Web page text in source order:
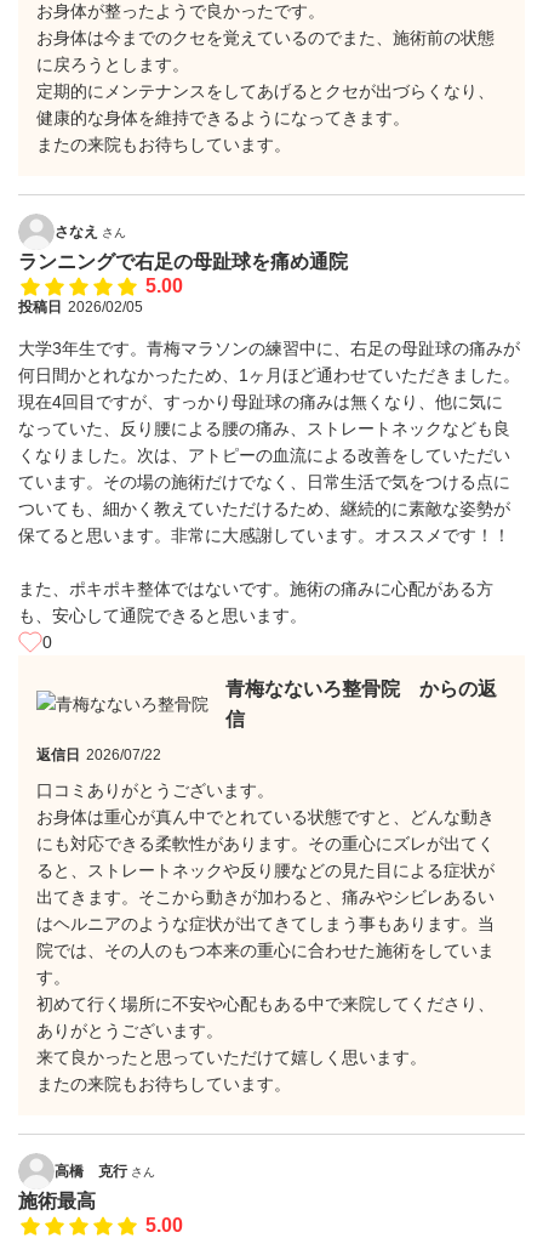
お身体が整ったようで良かったです。
お身体は今までのクセを覚えているのでまた、施術前の状態
に戻ろうとします。
定期的にメンテナンスをしてあげるとクセが出づらくなり、
健康的な身体を維持できるようになってきます。
またの来院もお待ちしています。
さなえ さん
ランニングで右足の母趾球を痛め通院
5.00
投稿日 2026/02/05
大学3年生です。青梅マラソンの練習中に、右足の母趾球の痛みが
何日間かとれなかったため、1ヶ月ほど通わせていただきました。
現在4回目ですが、すっかり母趾球の痛みは無くなり、他に気に
なっていた、反り腰による腰の痛み、ストレートネックなども良
くなりました。次は、アトピーの血流による改善をしていただい
ています。その場の施術だけでなく、日常生活で気をつける点に
ついても、細かく教えていただけるため、継続的に素敵な姿勢が
保てると思います。非常に大感謝しています。オススメです！！
また、ポキポキ整体ではないです。施術の痛みに心配がある方
も、安心して通院できると思います。
0
青梅なないろ整骨院 からの返
信
返信日 2026/07/22
口コミありがとうございます。
お身体は重心が真ん中でとれている状態ですと、どんな動き
にも対応できる柔軟性があります。その重心にズレが出てく
ると、ストレートネックや反り腰などの見た目による症状が
出てきます。そこから動きが加わると、痛みやシビレあるい
はヘルニアのような症状が出てきてしまう事もあります。当
院では、その人のもつ本来の重心に合わせた施術をしていま
す。
初めて行く場所に不安や心配もある中で来院してくださり、
ありがとうございます。
来て良かったと思っていただけて嬉しく思います。
またの来院もお待ちしています。
高橋 克行 さん
施術最高
5.00